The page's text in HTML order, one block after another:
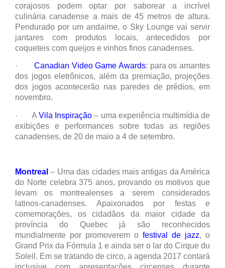
corajosos podem optar por saborear a incrível
culinária canadense a mais de 45 metros de altura.
Pendurado por um andaime, o Sky Lounge vai servir
jantares com produtos locais, antecedidos por
coqueteis com queijos e vinhos finos canadenses.
· Canadian Video Game Awards: para os amantes
dos jogos eletrônicos, além da premiação, projeções
dos jogos acontecerão nas paredes de prédios, em
novembro.
· AVila Inspiração – uma experiência multimídia de
exibições e performances sobre todas as regiões
canadenses, de 20 de maio a 4 de setembro.
Montreal – Uma das cidades mais antigas da América
do Norte celebra 375 anos, provando os motivos que
levam os montrealenses a serem considerados
latinos-canadenses. Apaixonados por festas e
comemorações, os cidadãos da maior cidade da
província do Quebec já são reconhecidos
mundialmente por promoverem o festival de jazz, o
Grand Prix da Fórmula 1 e ainda ser o lar do Cirque du
Soleil. Em se tratando de circo, a agenda 2017 contará